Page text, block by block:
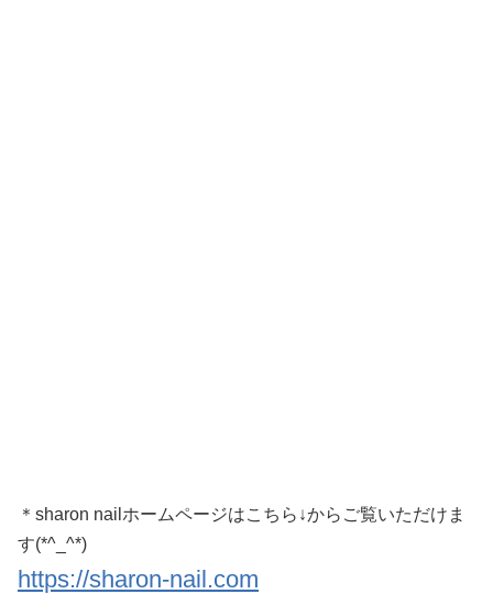
＊sharon nailホームページはこちら↓からご覧いただけま
す(*^_^*)
https://sharon-nail.com